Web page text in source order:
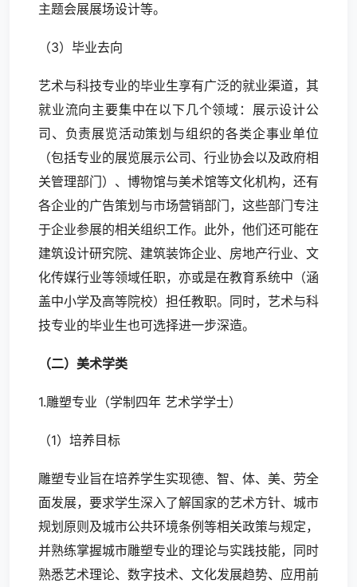
主题会展展场设计等。
（3）毕业去向
艺术与科技专业的毕业生享有广泛的就业渠道，其
就业流向主要集中在以下几个领域：展示设计公
司、负责展览活动策划与组织的各类企事业单位
（包括专业的展览展示公司、行业协会以及政府相
关管理部门）、博物馆与美术馆等文化机构，还有
各企业的广告策划与市场营销部门，这些部门专注
于企业参展的相关组织工作。此外，他们还可能在
建筑设计研究院、建筑装饰企业、房地产行业、文
化传媒行业等领域任职，亦或是在教育系统中（涵
盖中小学及高等院校）担任教职。同时，艺术与科
技专业的毕业生也可选择进一步深造。
（二）美术学类
1.雕塑专业（学制四年 艺术学学士）
（1）培养目标
雕塑专业旨在培养学生实现德、智、体、美、劳全
面发展，要求学生深入了解国家的艺术方针、城市
规划原则及城市公共环境条例等相关政策与规定，
并熟练掌握城市雕塑专业的理论与实践技能，同时
熟悉艺术理论、数字技术、文化发展趋势、应用前